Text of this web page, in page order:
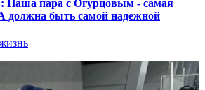
Наша пара с Огурцовым - самая
должна быть самой надежной